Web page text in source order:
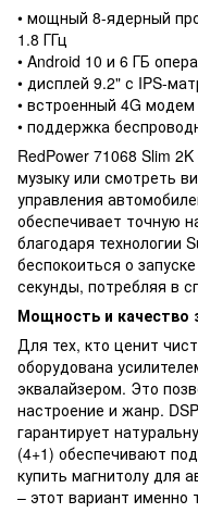
• мощный 8-ядерный
1.8 ГГц
• Android 10 и 6 ГБ
• дисплей 9.2" с IPS-
• встроенный 4G
• поддержка
RedPower 71068 Slim
музыку или смотреть
управления
обеспечивает точную
благодаря технологии
беспокоиться о
секунды, потребляя в
Мощность и качество
Для тех, кто ценит
оборудована
эквалайзером. Это
настроение и жанр.
гарантирует
(4+1) обеспечивают
купить магнитолу для
– этот вариант именно